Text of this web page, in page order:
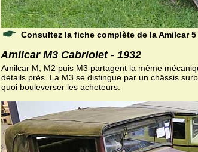
Consultez la fiche complète de la Amilcar
Amilcar M3 Cabriolet - 1932
Amilcar M, M2 puis M3 partagent la même
détails près. La M3 se distingue par un châssis
quoi bouleverser les acheteurs.